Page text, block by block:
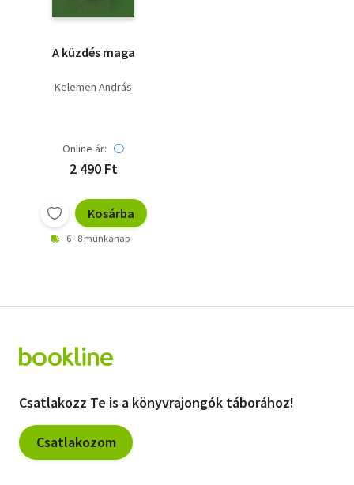
A küzdés maga
Kelemen András
Online ár:
2 490 Ft
Kosárba
6 - 8 munkanap
Csatlakozz Te is a könyvrajongók táborához!
Csatlakozom